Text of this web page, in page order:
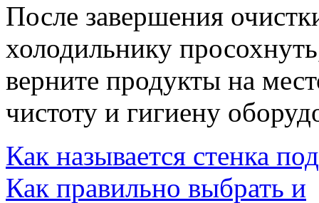
После завершения
холодильнику
верните продукты на
чистоту и гигиену
Как называется стенка под
Как правильно выбрать и